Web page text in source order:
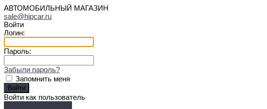
АВТОМОБИЛЬНЫЙ МАГАЗИН
sale@hipcar.ru
Войти
Логин:
Пароль:
Забыли пароль?
Запомнить меня
Войти как пользователь